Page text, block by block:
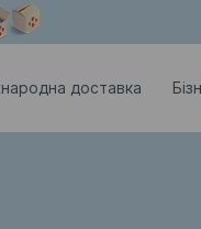
доставка